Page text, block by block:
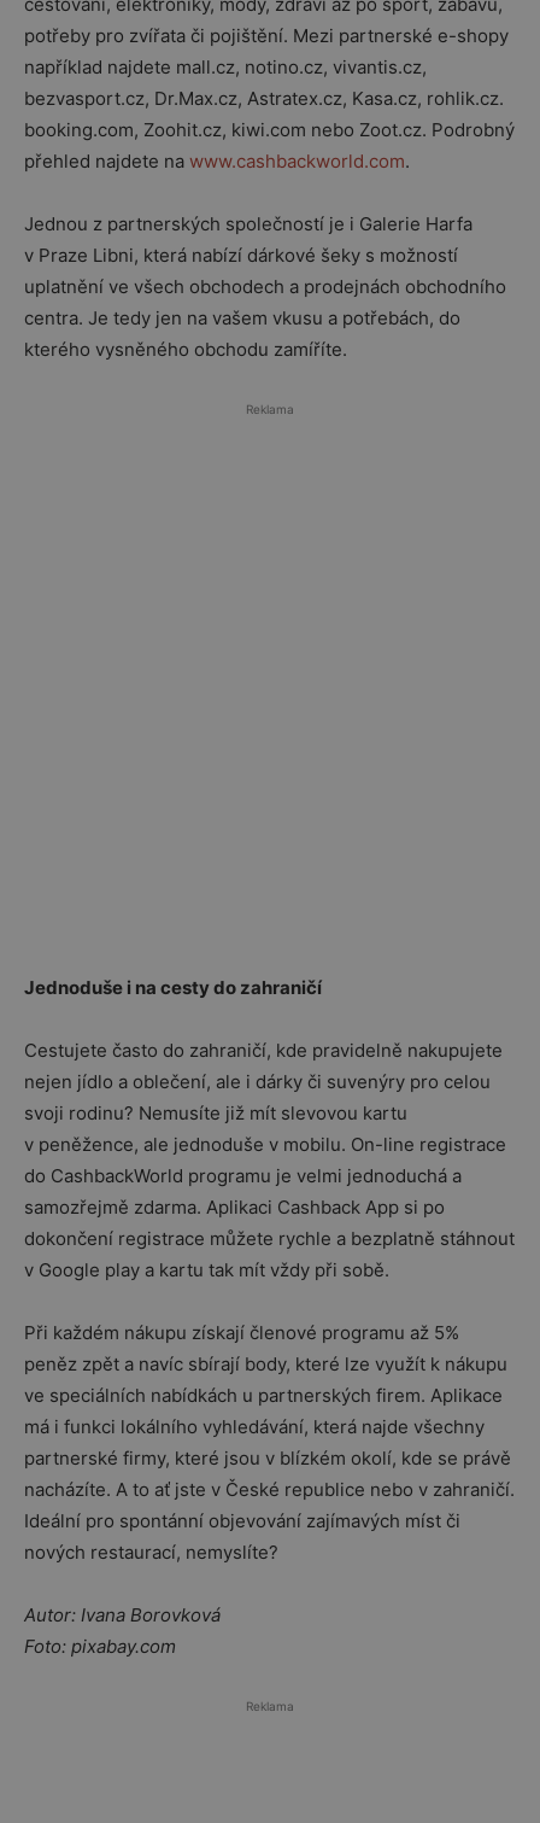
potřeby pro zvířata či pojištění. Mezi partnerské e-shopy
například najdete mall.cz, notino.cz, vivantis.cz,
bezvasport.cz, Dr.Max.cz, Astratex.cz, Kasa.cz, rohlik.cz.
booking.com, Zoohit.cz, kiwi.com nebo Zoot.cz. Podrobný
přehled najdete na www.cashbackworld.com.
Jednou z partnerských společností je i Galerie Harfa
v Praze Libni, která nabízí dárkové šeky s možností
uplatnění ve všech obchodech a prodejnách obchodního
centra. Je tedy jen na vašem vkusu a potřebách, do
kterého vysněného obchodu zamíříte.
Reklama
Jednoduše i na cesty do zahraničí
Cestujete často do zahraničí, kde pravidelně nakupujete
nejen jídlo a oblečení, ale i dárky či suvenýry pro celou
svoji rodinu? Nemusíte již mít slevovou kartu
v peněžence, ale jednoduše v mobilu. On-line registrace
do CashbackWorld programu je velmi jednoduchá a
samozřejmě zdarma. Aplikaci Cashback App si po
dokončení registrace můžete rychle a bezplatně stáhnout
v Google play a kartu tak mít vždy při sobě.
Při každém nákupu získají členové programu až 5%
peněz zpět a navíc sbírají body, které lze využít k nákupu
ve speciálních nabídkách u partnerských firem. Aplikace
má i funkci lokálního vyhledávání, která najde všechny
partnerské firmy, které jsou v blízkém okolí, kde se právě
nacházíte. A to ať jste v České republice nebo v zahraničí.
Ideální pro spontánní objevování zajímavých míst či
nových restaurací, nemyslíte?
Autor: Ivana Borovková
Foto: pixabay.com
Reklama